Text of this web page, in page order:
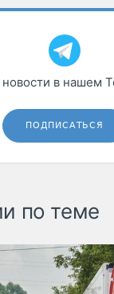
в нашем
ПОДПИСАТЬСЯ
по теме